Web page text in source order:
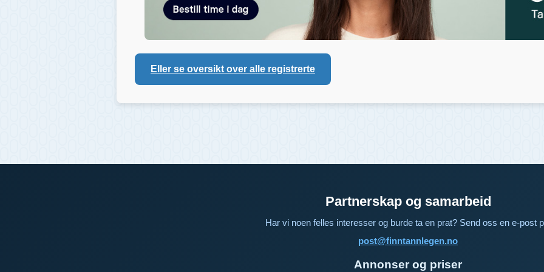
Eller se oversikt over alle registrerte
Partnerskap og samarbeid
Har vi noen felles interesser og burde ta en prat? Send oss en e-post
post@finntannlegen.no
Annonser og priser